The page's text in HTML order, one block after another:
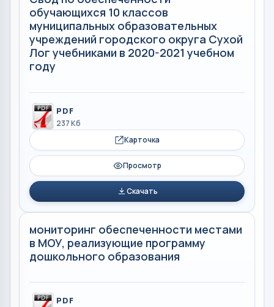
обучающихся 10 классов
муниципальных образовательных
учреждений городского округа Сухой
Лог учебниками в 2020-2021 учебном
году
PDF
237 Кб
Карточка
Просмотр
Скачать
мониторинг обеспеченности местами
в МОУ, реализующие программу
дошкольного образования
PDF